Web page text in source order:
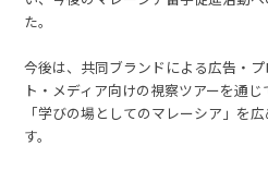
た。
今後は、共同ブランドによる広告・
ト・メディア向けの視察ツアーを通
「学びの場としてのマレーシア」を
す。